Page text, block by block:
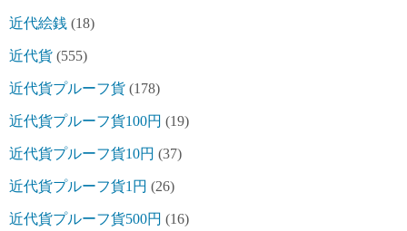
近代絵銭 (18)
近代貨 (555)
近代貨プルーフ貨 (178)
近代貨プルーフ貨100円 (19)
近代貨プルーフ貨10円 (37)
近代貨プルーフ貨1円 (26)
近代貨プルーフ貨500円 (16)